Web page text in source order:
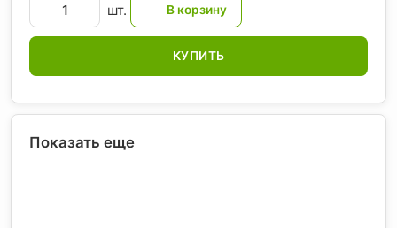
шт.
КУПИТЬ
Показать еще